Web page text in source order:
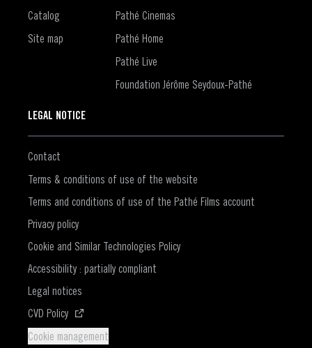
Catalog
Site map
Pathé Cinemas
Pathé Home
Pathé Live
Foundation Jérôme Seydoux-Pathé
LEGAL NOTICE
Contact
Terms & conditions of use of the website
Terms and conditions of use of the Pathé Films account
Privacy policy
Cookie and Similar Technologies Policy
Accessibility : partially compliant
Legal notices
CVD Policy(Opens in a new window)
Cookie management